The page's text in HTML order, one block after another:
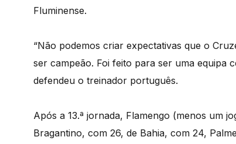
Fluminense.
“Não podemos criar expectativas que o
ser campeão. Foi feito para ser uma equipa
defendeu o treinador português.
Após a 13.ª jornada, Flamengo (menos um
Bragantino, com 26, de Bahia, com 24,